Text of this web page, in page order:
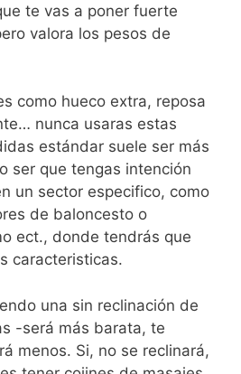
te vas a poner fuerte
valora los pesos de
como hueco extra, reposa
nunca usaras estas
estándar suele ser más
ser que tengas intención
un sector especifico, como
de baloncesto o
ect., donde tendrás que
caracteristicas.
una sin reclinación de
-será más barata, te
menos. Si, no se reclinará,